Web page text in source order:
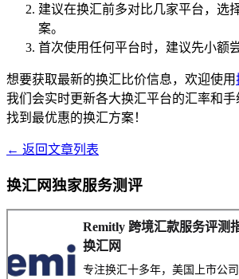
建议在换汇前多对比几家平台，选
案。
首次使用任何平台时，建议先小额尝
想要获取最新的换汇比价信息，欢迎使用
我们会实时更新各大换汇平台的汇率和
找到最优惠的换汇方案！
← 返回文章列表
换汇网独家服务测评